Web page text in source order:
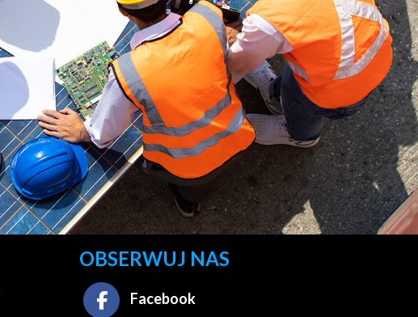
OBSERWUJ NAS
Facebook